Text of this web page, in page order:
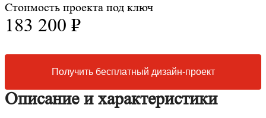
Стоимость проекта под ключ
183 200 ₽
Получить бесплатный дизайн-проект
Описание и характеристики